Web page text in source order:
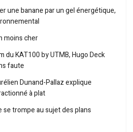
une banane par un gel énergétique,
moins cher
du KAT100 by UTMB, Hugo Deck
faute
Dunand-Pallaz explique
à plat
trompe au sujet des plans